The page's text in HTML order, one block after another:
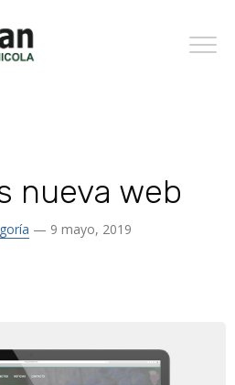
nueva web
— 9 mayo, 2019